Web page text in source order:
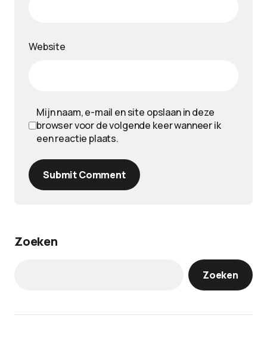
Website
Mijn naam, e-mail en site opslaan in deze
browser voor de volgende keer wanneer ik
een reactie plaats.
Submit Comment
Zoeken
Zoeken